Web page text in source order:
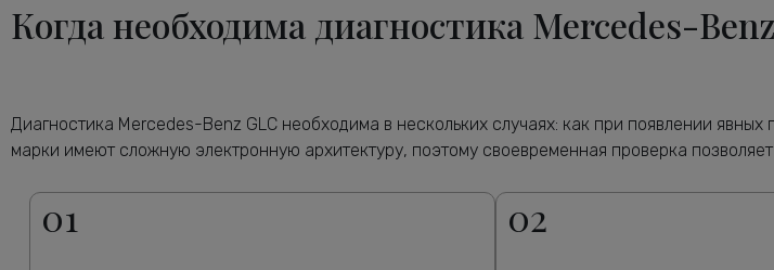
Когда необходима диагностика Mercedes-
Диагностика Mercedes-Benz GLC необходима в нескольких случаях: как при появлении
марки имеют сложную электронную архитектуру, поэтому своевременная проверка
01 02